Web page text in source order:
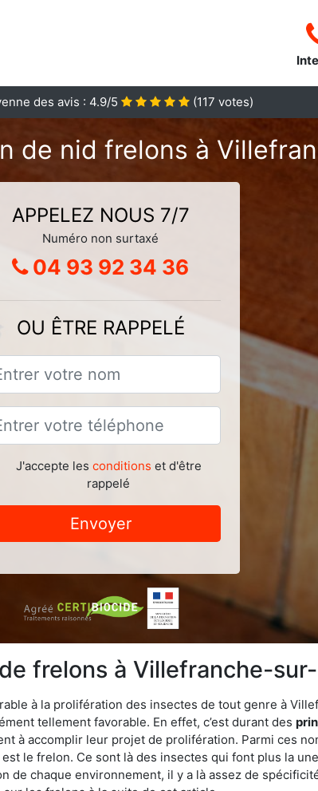
des avis : 4.9/5 (117 votes)
de nid frelons à
APPELEZ NOUS 7/7
Numéro non surtaxé
04 93 92 34 36
OU ÊTRE RAPPELÉ
J'accepte les conditions et d'être
rappelé
Envoyer
frelons à Villefranche-
à la prolifération des insectes de tout genre à
tellement favorable. En effet, c’est durant des
à accomplir leur projet de prolifération. Parmi ces
le frelon. Ce sont là des insectes qui font plus la
de chaque environnement, il y a là assez de